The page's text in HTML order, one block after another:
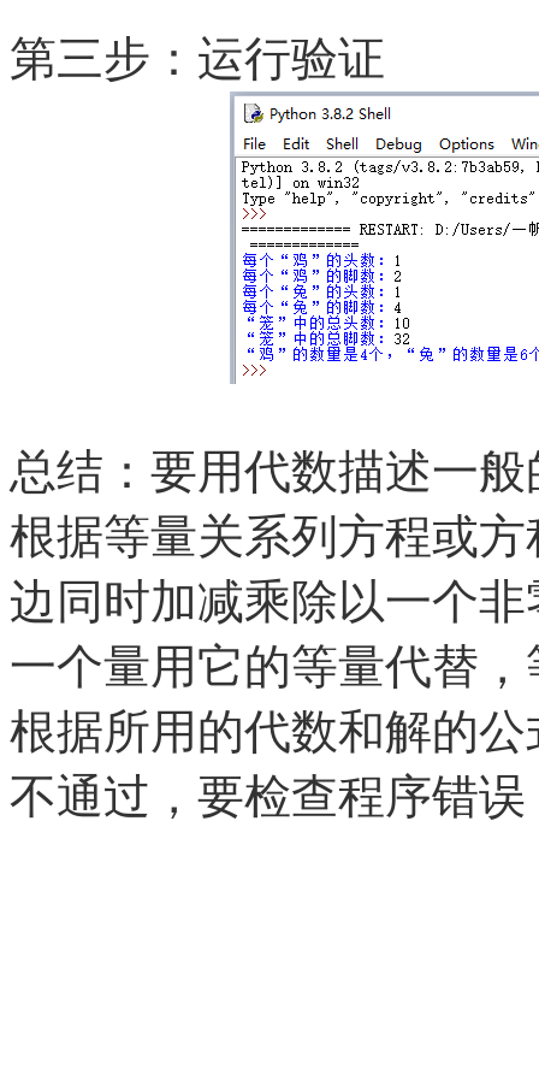
第三步：运行验证
总结：要用代数描述一
根据等量关系列方程或
边同时加减乘除以一个
一个量用它的等量代替
根据所用的代数和解的
不通过，要检查程序错误